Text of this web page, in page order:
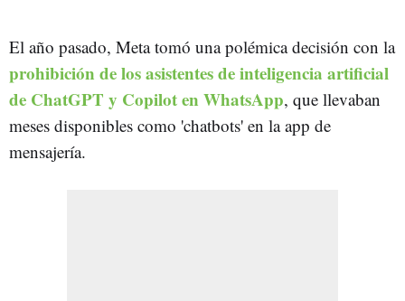
El año pasado, Meta tomó una polémica decisión con la
prohibición de los asistentes de inteligencia artificial
de ChatGPT y Copilot en WhatsApp, que llevaban
meses disponibles como 'chatbots' en la app de
mensajería.